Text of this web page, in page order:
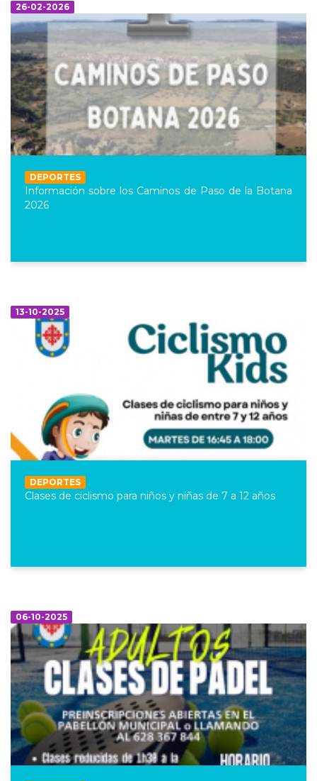
26-02-2026
DEPORTES
Información sobre los Caminos de Paso de la Botana
2026
13-10-2025
DEPORTES
Clases de ciclismo para niños y niñas de 7 a 12 años
06-10-2025